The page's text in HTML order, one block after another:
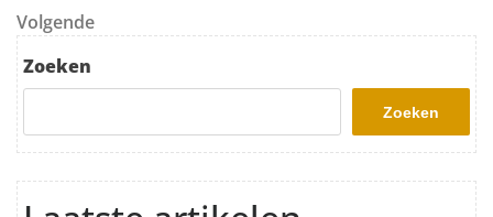
Volgend bericht
Volgende
Zoeken
Zoeken